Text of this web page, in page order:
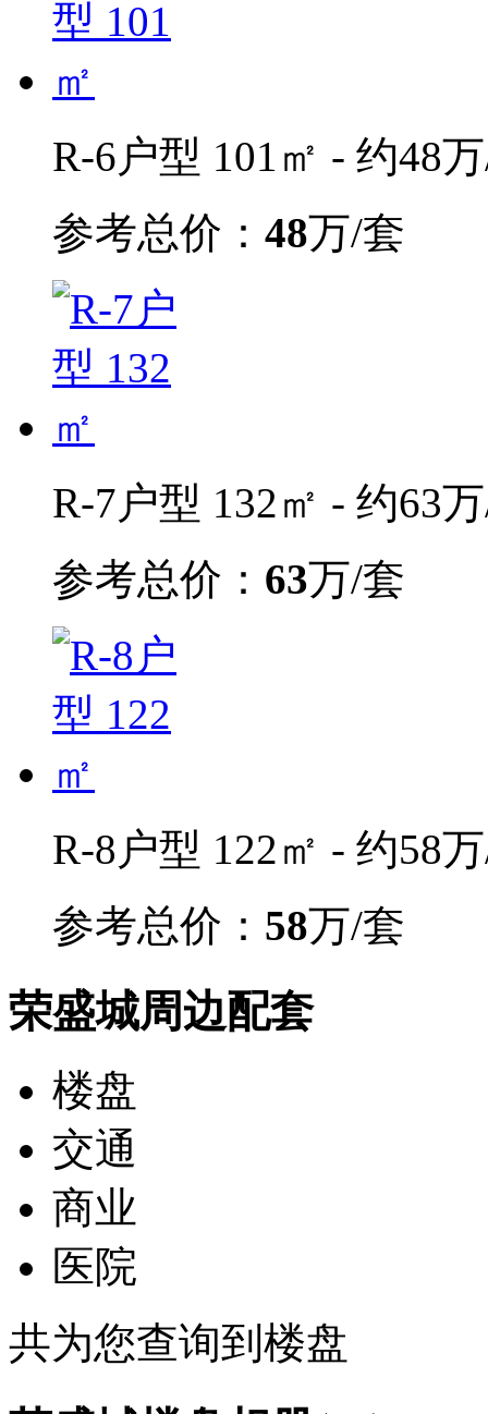
R-6户型 101㎡ - 约48
参考总价： 48万/套
R-7户型 132㎡ - 约63
参考总价： 63万/套
R-8户型 122㎡ - 约58
参考总价： 58万/套
荣盛城周边配套
楼盘
交通
商业
医院
共为您查询到 楼盘